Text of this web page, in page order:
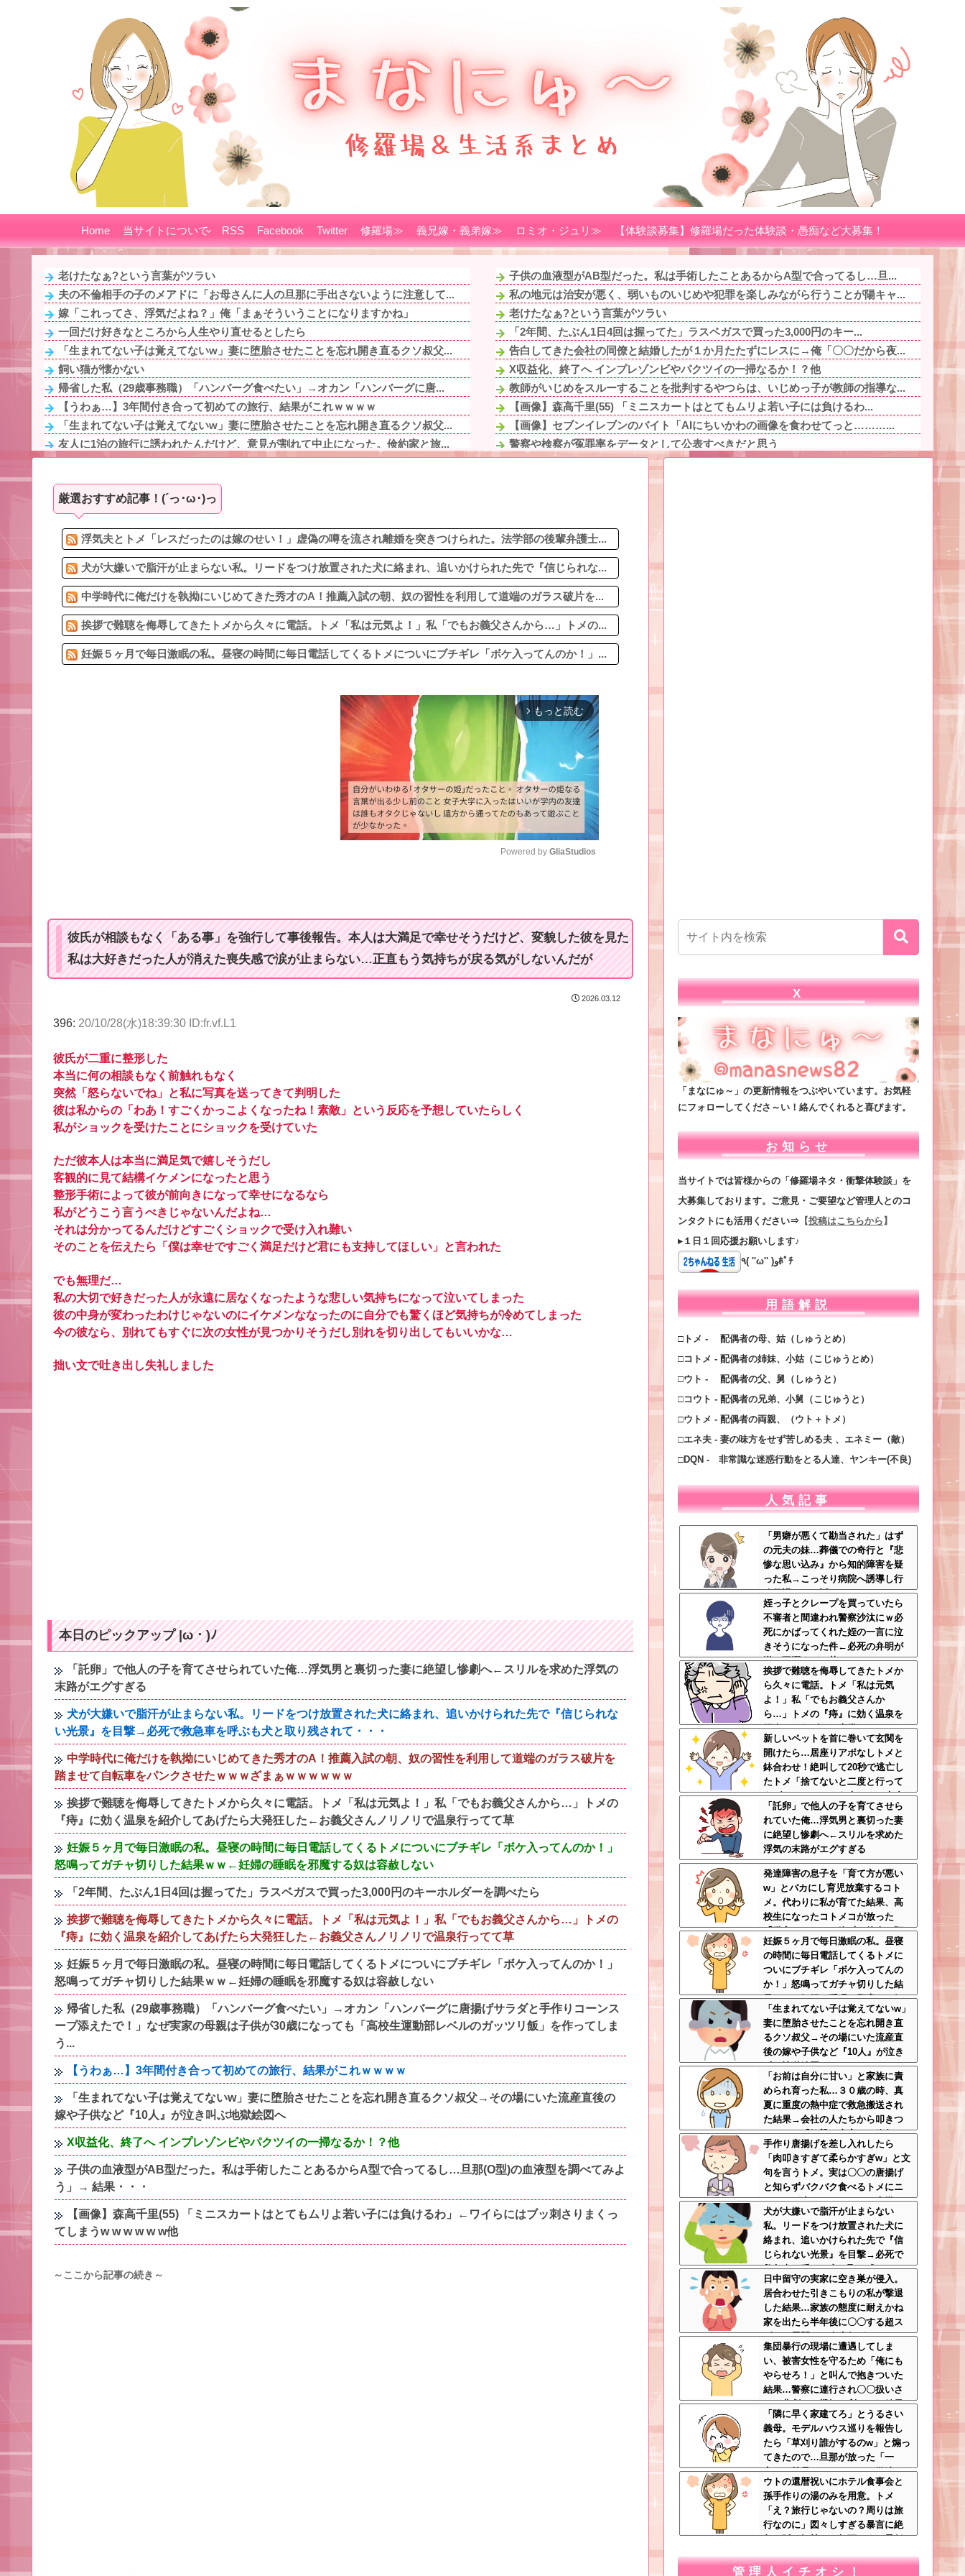
Home 当サイトについて RSS Facebook Twitter 修羅場≫ 義兄嫁・義弟嫁≫ ロミオ・ジュリ≫ 【体験談募集】修羅場だった体験談・愚痴など大募集！
老けたなぁ?という言葉がツラい
夫の不倫相手の子のメアドに「お母さんに人の旦那に手出さないように注意して...
嫁「これってさ、浮気だよね？」俺「まぁそういうことになりますかね」
一回だけ好きなところから人生やり直せるとしたら
「生まれてない子は覚えてないw」妻に堕胎させたことを忘れ開き直るクソ叔父...
飼い猫が懐かない
帰省した私（29歳事務職）「ハンバーグ食べたい」→オカン「ハンバーグに唐...
【うわぁ…】3年間付き合って初めての旅行、結果がこれｗｗｗｗ
「生まれてない子は覚えてないw」妻に堕胎させたことを忘れ開き直るクソ叔父...
友人に1泊の旅行に誘われたんだけど、意見が割れて中止になった。倹約家と旅...
独身と騙されて交際していたら脳内お花畑の彼が「実は好きな人ができて…」と...
14年前に捨てられた元カノの「托卵」が発覚し間男扱いされた。妻の疑いの視...
私の職場の程近く、とある商店の目の前にある自販機には、 「あしもと注意」...
元コトメ「実妹の姪に祝儀出したのにうちの娘には出さないの!?差別だ100...
子供の血液型がAB型だった。私は手術したことあるからA型で合ってるし…旦...
私の地元は治安が悪く、弱いものいじめや犯罪を楽しみながら行うことが陽キャ...
老けたなぁ?という言葉がツラい
「2年間、たぶん1日4回は握ってた」ラスベガスで買った3,000円のキー...
告白してきた会社の同僚と結婚したが１か月たたずにレスに→俺「〇〇だから夜...
X収益化、終了へ インプレゾンビやパクツイの一掃なるか！？他
教師がいじめをスルーすることを批判するやつらは、いじめっ子が教師の指導な...
【画像】森高千里(55) 「ミニスカートはとてもムリよ若い子には負けるわ...
【画像】セブンイレブンのバイト「AIにちいかわの画像を食わせてっと………...
警察や検察が冤罪率をデータとして公表すべきだと思う
【画像】ロピアのパワー全開おにぎり444円wwwwwwwwwww他
ガキ「世界を救います」←飽きた。おっさんにしろ他
厳選おすすめ記事！(´っ･ω･)っ
浮気夫とトメ「レスだったのは嫁のせい！」虚偽の噂を流され離婚を突きつけられた。法学部の後輩弁護士...
犬が大嫌いで脂汗が止まらない私。リードをつけ放置された犬に絡まれ、追いかけられた先で『信じられな...
中学時代に俺だけを執拗にいじめてきた秀才のA！推薦入試の朝、奴の習性を利用して道端のガラス破片を...
挨拶で難聴を侮辱してきたトメから久々に電話。トメ「私は元気よ！」私「でもお義父さんから…」トメの...
妊娠５ヶ月で毎日激眠の私。昼寝の時間に毎日電話してくるトメについにブチギレ「ボケ入ってんのか！」...
arrow_forward_ios もっと読む
t
Powered by GliaStudios
彼氏が相談もなく「ある事」を強行して事後報告。本人は大満足で幸せそうだけど、変貌した彼を見た
私は大好きだった人が消えた喪失感で涙が止まらない…正直もう気持ちが戻る気がしないんだが
2026.03.12
396: 20/10/28(水)18:39:30 ID:fr.vf.L1
彼氏が二重に整形した
本当に何の相談もなく前触れもなく
突然「怒らないでね」と私に写真を送ってきて判明した
彼は私からの「わあ！すごくかっこよくなったね！素敵」という反応を予想していたらしく
私がショックを受けたことにショックを受けていた
ただ彼本人は本当に満足気で嬉しそうだし
客観的に見て結構イケメンになったと思う
整形手術によって彼が前向きになって幸せになるなら
私がどうこう言うべきじゃないんだよね…
それは分かってるんだけどすごくショックで受け入れ難い
そのことを伝えたら「僕は幸せですごく満足だけど君にも支持してほしい」と言われた
でも無理だ…
私の大切で好きだった人が永遠に居なくなったような悲しい気持ちになって泣いてしまった
彼の中身が変わったわけじゃないのにイケメンななったのに自分でも驚くほど気持ちが冷めてしまった
今の彼なら、別れてもすぐに次の女性が見つかりそうだし別れを切り出してもいいかな…
拙い文で吐き出し失礼しました
本日のピックアップ |ω・)ﾉ
「託卵」で他人の子を育てさせられていた俺…浮気男と裏切った妻に絶望し惨劇へ←スリルを求めた浮気の
末路がエグすぎる
犬が大嫌いで脂汗が止まらない私。リードをつけ放置された犬に絡まれ、追いかけられた先で『信じられな
い光景』を目撃→必死で救急車を呼ぶも犬と取り残されて・・・
中学時代に俺だけを執拗にいじめてきた秀才のA！推薦入試の朝、奴の習性を利用して道端のガラス破片を
踏ませて自転車をパンクさせたｗｗｗざまぁｗｗｗｗｗｗ
挨拶で難聴を侮辱してきたトメから久々に電話。トメ「私は元気よ！」私「でもお義父さんから…」トメの
『痔』に効く温泉を紹介してあげたら大発狂した←お義父さんノリノリで温泉行ってて草
妊娠５ヶ月で毎日激眠の私。昼寝の時間に毎日電話してくるトメについにブチギレ「ボケ入ってんのか！」
怒鳴ってガチャ切りした結果ｗｗ←妊婦の睡眠を邪魔する奴は容赦しない
「2年間、たぶん1日4回は握ってた」ラスベガスで買った3,000円のキーホルダーを調べたら
挨拶で難聴を侮辱してきたトメから久々に電話。トメ「私は元気よ！」私「でもお義父さんから…」トメの
『痔』に効く温泉を紹介してあげたら大発狂した←お義父さんノリノリで温泉行ってて草
妊娠５ヶ月で毎日激眠の私。昼寝の時間に毎日電話してくるトメについにブチギレ「ボケ入ってんのか！」
怒鳴ってガチャ切りした結果ｗｗ←妊婦の睡眠を邪魔する奴は容赦しない
帰省した私（29歳事務職）「ハンバーグ食べたい」→オカン「ハンバーグに唐揚げサラダと手作りコーンス
ープ添えたで！」なぜ実家の母親は子供が30歳になっても「高校生運動部レベルのガッツリ飯」を作ってしま
う...
【うわぁ…】3年間付き合って初めての旅行、結果がこれｗｗｗｗ
「生まれてない子は覚えてないw」妻に堕胎させたことを忘れ開き直るクソ叔父→その場にいた流産直後の
嫁や子供など『10人』が泣き叫ぶ地獄絵図へ
X収益化、終了へ インプレゾンビやパクツイの一掃なるか！？他
子供の血液型がAB型だった。私は手術したことあるからA型で合ってるし…旦那(O型)の血液型を調べてみよ
う」→ 結果・・・
【画像】森高千里(55) 「ミニスカートはとてもムリよ若い子には負けるわ」←ワイらにはブッ刺さりまくっ
てしまうw w w w w w他
～ここから記事の続き～
X
「まなにゅ～」の更新情報をつぶやいています。お気軽
にフォローしてくださ～い！絡んでくれると喜びます。
お知らせ
当サイトでは皆様からの「修羅場ネタ・衝撃体験談」を
大募集しております。ご意見・ご要望など管理人とのコ
ンタクトにも活用ください⇒ 【投稿はこちらから 】
▸１日１回応援お願いします♪
٩( ''ω'' )وﾎﾟﾁ
用語解説
□トメ - 配偶者の母、姑（しゅうとめ）
□コトメ - 配偶者の姉妹、小姑（こじゅうとめ）
□ウト - 配偶者の父、舅（しゅうと）
□コウト - 配偶者の兄弟、小舅（こじゅうと）
□ウトメ - 配偶者の両親、（ウト＋トメ）
□エネ夫 - 妻の味方をせず苦しめる夫 、エネミー（敵）
□DQN - 非常識な迷惑行動をとる人達、ヤンキー(不良)
人気記事
「男癖が悪くて勘当された」はず
の元夫の妹…葬儀での奇行と『悲
惨な思い込み』から知的障害を疑
った私→こっそり病院へ誘導し行
政保護させた話
姪っ子とクレープを買っていたら
不審者と間違われ警察沙汰にｗ必
死にかばってくれた姪の一言に泣
きそうになった件←必死の弁明が
逆に不憫すぎて草
挨拶で難聴を侮辱してきたトメか
ら久々に電話。トメ「私は元気
よ！」私「でもお義父さんか
ら…」トメの『痔』に効く温泉を
紹介してあげたら大発狂した←お
義父さんノリノリで温泉行ってて
草
新しいペットを首に巻いて玄関を
開けたら…居座りアポなしトメと
鉢合わせ！絶叫して20秒で逃亡し
たトメ「捨てないと二度と行って
あげない！」←もう来なくて大丈
夫ですｗ
「託卵」で他人の子を育てさせら
れていた俺…浮気男と裏切った妻
に絶望し惨劇へ←スリルを求めた
浮気の末路がエグすぎる
発達障害の息子を「育て方が悪い
w」とバカにし育児放棄するコト
メ。代わりに私が育てた結果、高
校生になったコトメコが放った
「発言」にコトメ絶叫←他人に預
けっぱなしで親面するな
妊娠５ヶ月で毎日激眠の私。昼寝
の時間に毎日電話してくるトメに
ついにブチギレ「ボケ入ってんの
か！」怒鳴ってガチャ切りした結
果ｗｗ←妊婦の睡眠を邪魔する奴
は容赦しない
「生まれてない子は覚えてないw」
妻に堕胎させたことを忘れ開き直
るクソ叔父→その場にいた流産直
後の嫁や子供など『10人』が泣き
叫ぶ地獄絵図へ
「お前は自分に甘い」と家族に責
められ育った私…３０歳の時、真
夏に重度の熱中症で救急搬送され
た結果→会社の人たちから叩きつ
けられた「衝撃の事実」に絶句
手作り唐揚げを差し入れしたら
「肉叩きすぎて柔らかすぎw」と文
句を言うトメ。実は〇〇の唐揚げ
と知らずバクバク食べるトメにニ
ヤニヤが止まらないｗｗ←大嫌い
な食材おいしく食べててワロタ
犬が大嫌いで脂汗が止まらない
私。リードをつけ放置された犬に
絡まれ、追いかけられた先で『信
じられない光景』を目撃→必死で
救急車を呼ぶも犬と取り残され
て・・・
日中留守の実家に空き巣が侵入。
居合わせた引きこもりの私が撃退
した結果…家族の態度に耐えかね
家を出たら半年後に〇〇する超ス
ピード展開へ←人生何がきっかけ
で好転するか分からない
集団暴行の現場に遭遇してしま
い、被害女性を守るため「俺にも
やらせろ！」と叫んで抱きついた
結果…警察に連行され〇〇扱いさ
れる悲劇へ←機転を利かせた結果
が裏目に出すぎて惨事
「隣に早く家建てろ」とうるさい
義母。モデルハウス巡りを報告し
たら「草刈り誰がするのw」と煽っ
てきたので…旦那が放った「一
言」に義母オロオロｗｗ←嫌味を
逆手にとった神対応すぎる
ウトの還暦祝いにホテル食事会と
孫手作りの湯のみを用意。トメ
「え？旅行じゃないの？周りは旅
行なのに」図々しすぎる暴言に絶
句←孫の気持ちを無下にする最低
管理人イチオシ！